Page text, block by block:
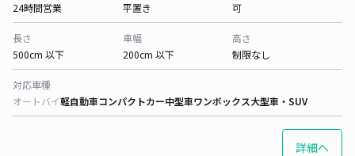
24時間営業
平置き
可
長さ
500cm 以下
車幅
200cm 以下
高さ
制限なし
対応車種
オートバイ軽自動車コンパクトカー中型車ワンボックス大型車・SUV
詳細へ